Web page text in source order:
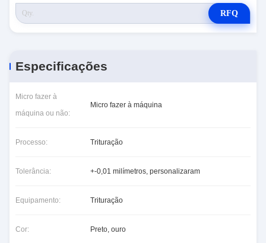
RFQ
Especificações
Micro fazer à
máquina ou não:
Micro fazer à máquina
Processo: Trituração
Tolerância: +-0,01 milímetros, personalizaram
Equipamento: Trituração
Cor: Preto, ouro